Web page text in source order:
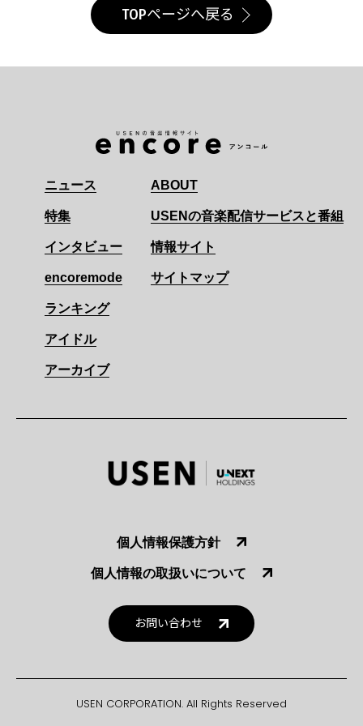
TOPページへ戻る
ニュース
特集
インタビュー
encoremode
ランキング
アイドル
アーカイブ
ABOUT
USENの音楽配信サービスと番組
情報サイト
サイトマップ
個人情報保護方針
個人情報の取扱いについて
お問い合わせ
USEN CORPORATION. All Rights Reserved